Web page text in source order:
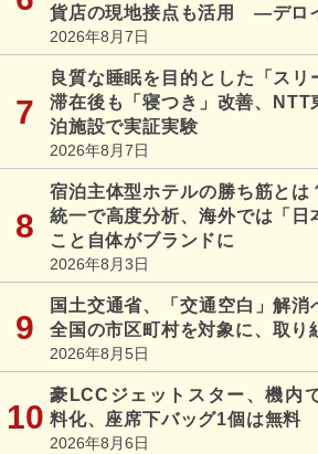
貨店の現地接点も活用 ―デロ
2026年8月7日
良質な睡眠を目的とした「スリ
滞在後も「寝つき」改善、NTT
泊施設で実証実験
2026年8月7日
宿泊主体型ホテルの勝ち筋と
統一で高度分析、海外では「日
こと自体がブランドに
2026年8月3日
国土交通省、「交通空白」解消
全国の市区町村を対象に、取り
2026年8月5日
豪LCCジェットスター、機内
料化、座席下バッグ1個は無料
2026年8月6日